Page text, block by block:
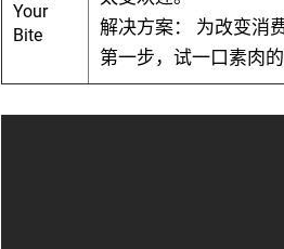
Your
Bite
解决方案：
为改变消
第一步，试一口素肉的